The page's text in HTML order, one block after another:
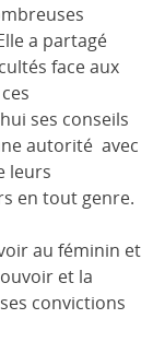
a partagé
face aux
ses conseils
autorité avec
leurs
en tout genre.
au féminin et
et la
convictions